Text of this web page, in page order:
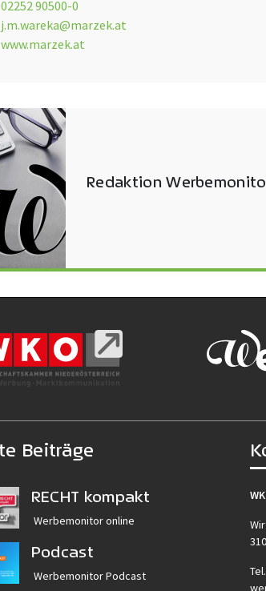
02252 90500-0
j.m.wareka@marzek.at
www.marzek.at
Redaktion
Beiträge
RECHT kompakt
Werbemonitor online
Podcast
Werbemonitor Podcast